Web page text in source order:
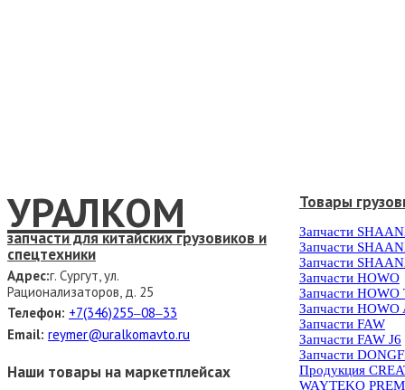
УРАЛКОМ
запчасти для китайских грузовиков и
спецтехники
Адрес:г. Сургут, ул.
Рационализаторов, д. 25
Телефон: +7(346)255‒08‒33
Email: reymer@uralkomavto.ru
Наши товары на маркетплейсах
Товары
Запчасти
Запчасти
Запчасти
Запчасти HOWO
Запчасти HOWO
Запчасти HOWO
Запчасти FAW
Запчасти FAW J6
Запчасти
Продукция
WAYTEKO